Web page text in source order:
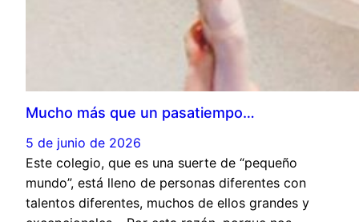
Mucho más que un pasatiempo…
5 de junio de 2026
Este colegio, que es una suerte de “pequeño
mundo”, está lleno de personas diferentes con
talentos diferentes, muchos de ellos grandes y